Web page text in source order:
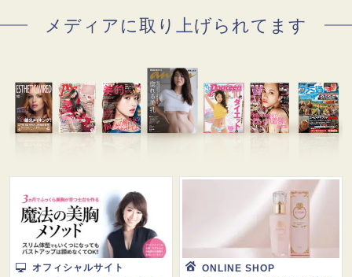
メディアに取り上げられてます
オフィシャルサイト ONLINE SHOP